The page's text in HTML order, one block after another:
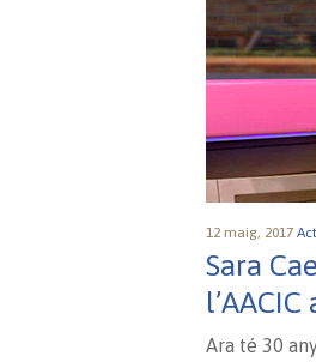
12 maig, 2017
Sara
Ara té 30